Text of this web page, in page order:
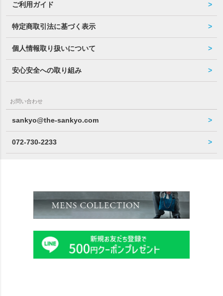
ご利用ガイド
特定商取引法に基づく表示
個人情報取り扱いについて
安心安全への取り組み
お問い合わせ
sankyo@the-sankyo.com
072-730-2233